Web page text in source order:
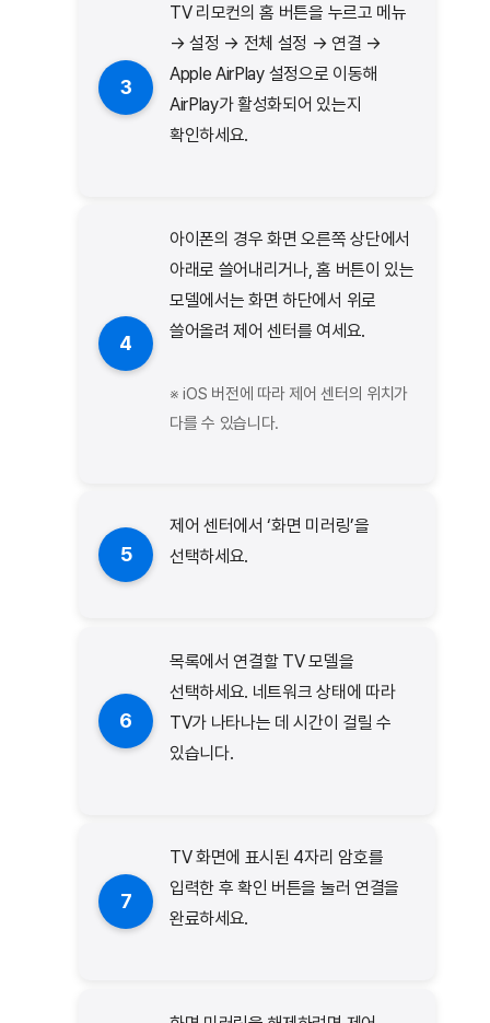
3
TV 리모컨의 홈 버튼을 누르고 메뉴
→ 설정 → 전체 설정 → 연결 →
Apple AirPlay 설정으로 이동해
AirPlay가 활성화되어 있는지
확인하세요.
4
아이폰의 경우 화면 오른쪽 상단에서
아래로 쓸어내리거나, 홈 버튼이 있는
모델에서는 화면 하단에서 위로
쓸어올려 제어 센터를 여세요.
※ iOS 버전에 따라 제어 센터의 위치가
다를 수 있습니다.
5
제어 센터에서 ‘화면 미러링’을
선택하세요.
6
목록에서 연결할 TV 모델을
선택하세요. 네트워크 상태에 따라
TV가 나타나는 데 시간이 걸릴 수
있습니다.
7
TV 화면에 표시된 4자리 암호를
입력한 후 확인 버튼을 눌러 연결을
완료하세요.